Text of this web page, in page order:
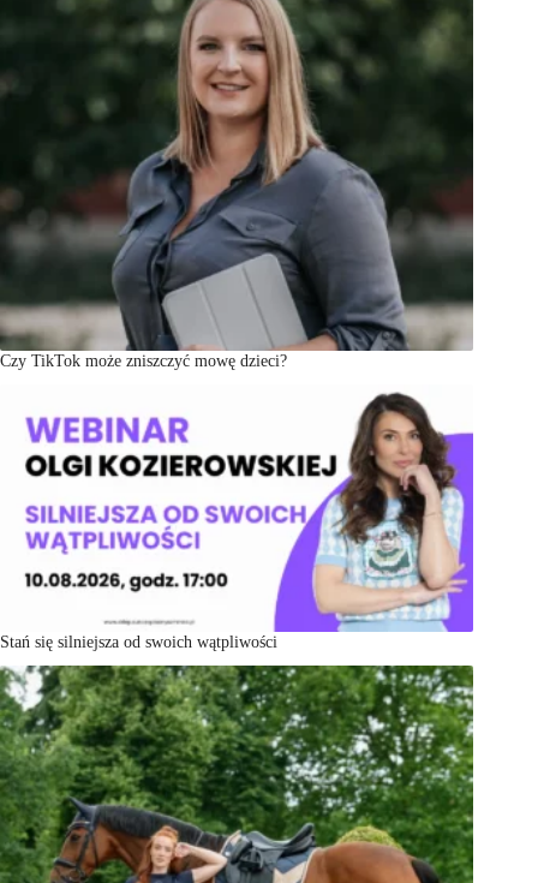
Czy TikTok może zniszczyć mowę dzieci?
Stań się silniejsza od swoich wątpliwości